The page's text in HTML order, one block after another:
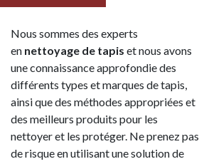
Nous sommes des experts
en nettoyage de tapis et nous avons
une connaissance approfondie des
différents types et marques de tapis,
ainsi que des méthodes appropriées et
des meilleurs produits pour les
nettoyer et les protéger. Ne prenez pas
de risque en utilisant une solution de